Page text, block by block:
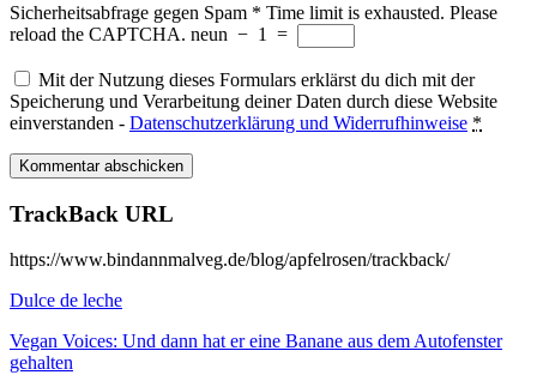
Sicherheitsabfrage gegen Spam * Time limit is exhausted. Please
reload the CAPTCHA. neun − 1 =
Mit der Nutzung dieses Formulars erklärst du dich mit der
Speicherung und Verarbeitung deiner Daten durch diese Website
einverstanden - Datenschutzerklärung und Widerrufhinweise *
TrackBack URL
https://www.bindannmalveg.de/blog/apfelrosen/trackback/
Dulce de leche
Vegan Voices: Und dann hat er eine Banane aus dem Autofenster
gehalten